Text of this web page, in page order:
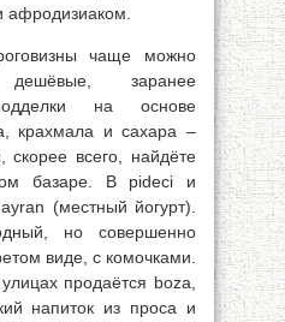
афродизиаком.
чаще можно
заранее
на основе
крахмала и сахара –
всего, найдёте
базаре. В pideci и
(местный йогурт).
но совершенно
виде, с комочками.
продаётся boza,
напиток из проса и